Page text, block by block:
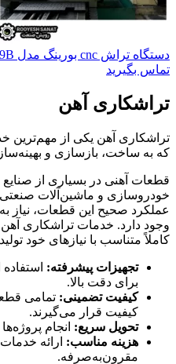
دستگاه تراش cnc بورینگ مدل WHN 9B
تماس بگیرید
تراشکاری آهن
تراشکاری آهن یکی از
که به ساخت، بازسازی و
قطعات آهنی در بسیاری از
خودروسازی و ماشین‌آلات صنعتی
عملکرد صحیح این قطعات، نیاز
وجود دارد. خدمات تراشکاری
کاملاً متناسب با نیازهای خود
تجهیزات پیشرفته:
برای دقت بالا.
کیفیت تضمینی: تمامی
کیفیت قرار می‌گیرند.
تحویل سریع: انجام
هزینه مناسب: ارائه
مقرون‌به‌صرفه.